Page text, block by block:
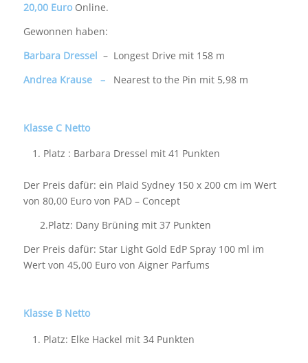
20,00 EuroOnline.
Gewonnen haben:
Barbara Dressel – Longest Drive mit 158 m
Andrea Krause –
Nearest to the Pin mit 5,98 m
Klasse C Netto
Platz : Barbara Dressel mit 41 Punkten
Der Preis dafür: ein Plaid Sydney 150 x 200 cm im Wert
von 80,00 Euro von PAD – Concept
2.Platz: Dany Brüning mit 37 Punkten
Der Preis dafür: Star Light Gold EdP Spray 100 ml im
Wert von 45,00 Euro von Aigner Parfums
Klasse B Netto
Platz: Elke Hackel mit 34 Punkten